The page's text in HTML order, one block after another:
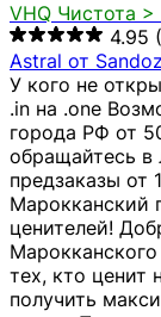
VHQ Чистота >
4.95
Astral от Sandoz
У кого не
.in на .one
города РФ от
обращайтесь
предзаказы от
Марокканский
ценителей!
тех, кто ценит
получить